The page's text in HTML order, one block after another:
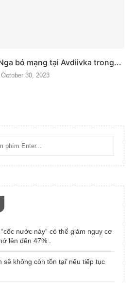
bỏ mạng tại Avdiivka trong...
October 30, 2023
nước này” có thể giảm nguy cơ
lên đến 47% .
sẽ không còn tồn tại’ nếu tiếp tục